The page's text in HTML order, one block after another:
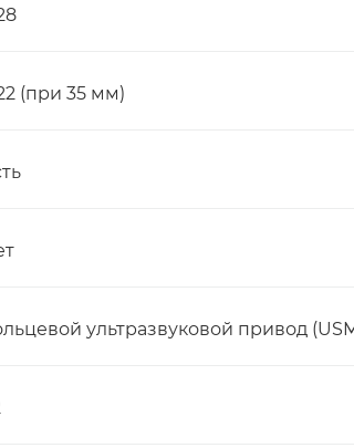
(при 35 мм)
ультразвуковой привод